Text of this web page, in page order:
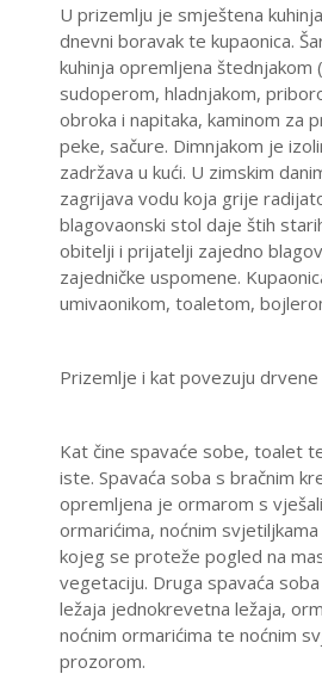
U prizemlju je smještena
dnevni boravak te kupaonica.
kuhinja opremljena štednjakom
sudoperom, hladnjakom,
obroka i napitaka, kaminom za
peke, sačure. Dimnjakom je
zadržava u kući. U zimskim
zagrijava vodu koja grije
blagovaonski stol daje štih
obitelji i prijatelji zajedno
zajedničke uspomene.
umivaonikom, toaletom,
Prizemlje i kat povezuju
Kat čine spavaće sobe, toalet
iste. Spavaća soba s bračnim
opremljena je ormarom s
ormarićima, noćnim
kojeg se proteže pogled na
vegetaciju. Druga spavaća
ležaja jednokrevetna ležaja,
noćnim ormarićima te noćnim
prozorom.